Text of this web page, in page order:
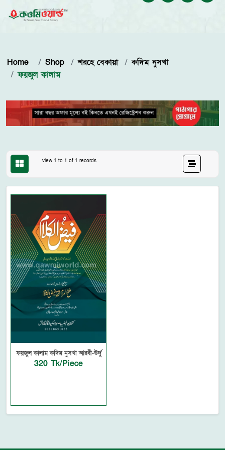
Home Shop শরহে বেকায়া
কদিম নুসখা
ফয়জুল কালাম
view 1 to 1 of 1 records
ফয়জুল কালাম কদিম নুসখা আরবী-উর্দু
320 Tk/Piece